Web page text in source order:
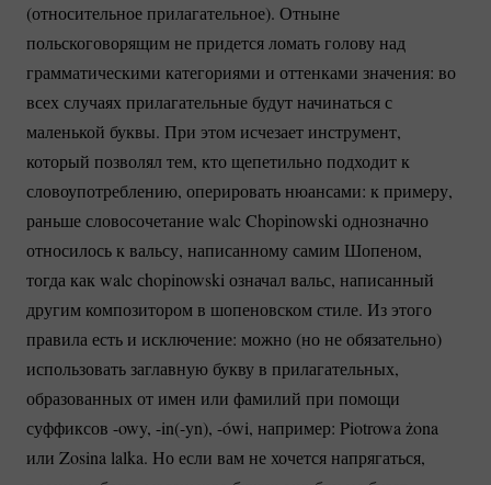
(относительное прилагательное). Отныне
польскоговорящим не придется ломать голову над
грамматическими категориями и оттенками значения: во
всех случаях прилагательные будут начинаться с
маленькой буквы. При этом исчезает инструмент,
который позволял тем, кто щепетильно подходит к
словоупотреблению, оперировать нюансами: к примеру,
раньше словосочетание walc Chopinowski однозначно
относилось к вальсу, написанному самим Шопеном,
тогда как walc сhopinowski означал вальс, написанный
другим композитором в шопеновском стиле. Из этого
правила есть и исключение: можно (но не обязательно)
использовать заглавную букву в прилагательных,
образованных от имен или фамилий при помощи
суффиксов -owy, -in(-yn), -ówi, например: Piotrowa żona
или Zosina lalka. Но если вам не хочется напрягаться,